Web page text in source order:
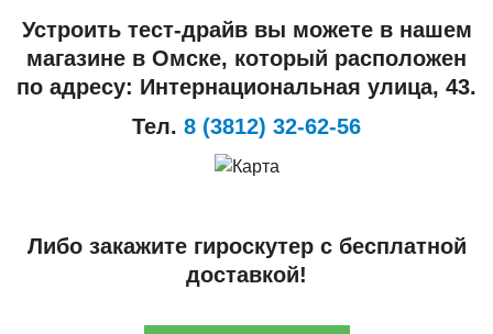
Устроить тест-драйв вы можете в нашем
магазине в Омске, который расположен
по адресу: Интернациональная улица, 43.
Тел. 8 (3812) 32-62-56
Либо закажите гироскутер с бесплатной
доставкой!